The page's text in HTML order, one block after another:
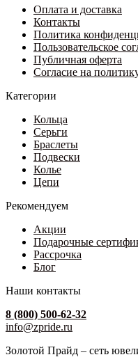
можно
выбрать
на
странице
товара.
890 ₽
61
594 ₽
Оплата и доставка
Контакты
Политика
Пользовательское
Публичная оферта
Согласие на
Категории
Кольца
Серьги
Браслеты
Подвески
Колье
Цепи
Рекомендуем
Акции
Подарочные
Рассрочка
Блог
Наши контакты
8 (800) 500-62-32
info@zpride.ru
Золотой Прайд – сеть